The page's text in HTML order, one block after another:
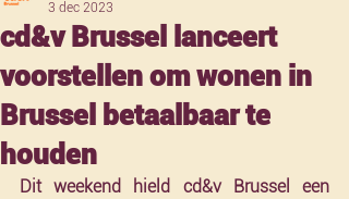
cd&v Brussel lanceert
voorstellen om wonen in
Brussel betaalbaar te
houden
3 dec 2023
Dit weekend hield cd&v Brussel een